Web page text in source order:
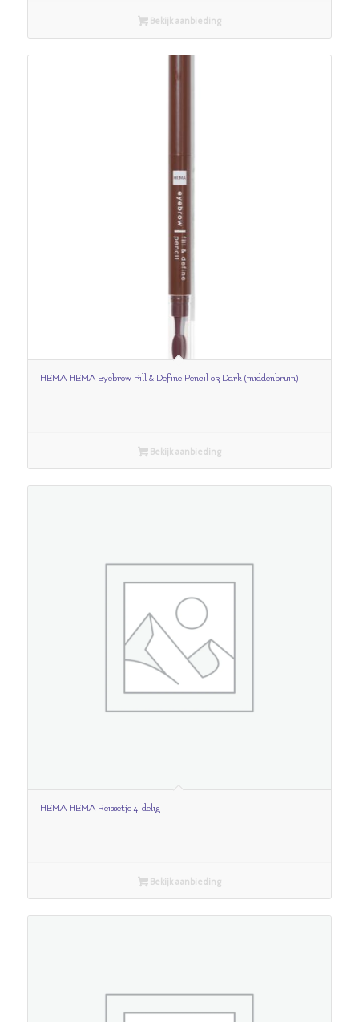
Bekijk aanbieding
HEMA HEMA Eyebrow Fill & Define Pencil 03 Dark (middenbruin)
Bekijk aanbieding
HEMA HEMA Reissetje 4-delig
Bekijk aanbieding